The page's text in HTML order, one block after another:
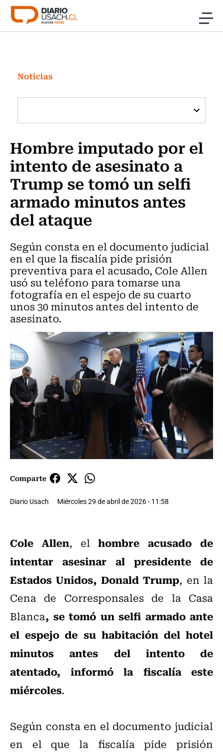
Click acá para ir directamente al contenido
Investigación
Cultura
Programas Radio y TV Usach
Noticias
Hombre imputado por el
intento de asesinato a
Trump se tomó un selfi
armado minutos antes
del ataque
Según consta en el documento judicial
en el que la fiscalía pide prisión
preventiva para el acusado, Cole Allen
usó su teléfono para tomarse una
fotografía en el espejo de su cuarto
unos 30 minutos antes del intento de
asesinato.
Comparte
Diario Usach Miércoles 29 de abril de 2026 - 11:58
Cole Allen, elhombre acusado de
intentar asesinar al presidente de
Estados Unidos, Donald Trump, en la
Cena de Corresponsales de la Casa
Blanca, se tomó un selfi armado ante
el espejo de su habitación del hotel
minutos antes del intento de
atentado, informó la fiscalía este
miércoles.
Según consta en el documento judicial
en el que la fiscalía pide prisión